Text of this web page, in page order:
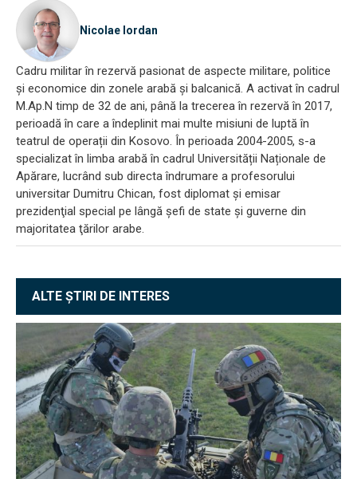
Nicolae Iordan
Cadru militar în rezervă pasionat de aspecte militare, politice
și economice din zonele arabă și balcanică. A activat în cadrul
M.Ap.N timp de 32 de ani, până la trecerea în rezervă în 2017,
perioadă în care a îndeplinit mai multe misiuni de luptă în
teatrul de operații din Kosovo. În perioada 2004-2005, s-a
specializat în limba arabă în cadrul Universității Naționale de
Apărare, lucrând sub directa îndrumare a profesorului
universitar Dumitru Chican, fost diplomat și emisar
prezidenţial special pe lângă şefi de state şi guverne din
majoritatea ţărilor arabe.
ALTE ȘTIRI DE INTERES